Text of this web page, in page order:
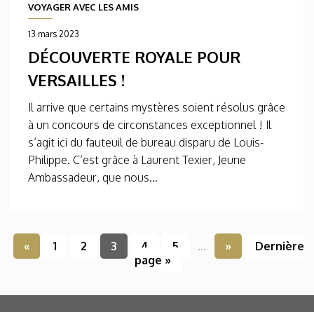
VOYAGER AVEC LES AMIS
13 mars 2023
DÉCOUVERTE ROYALE POUR
VERSAILLES !
Il arrive que certains mystères soient résolus grâce
à un concours de circonstances exceptionnel ! Il
s’agit ici du fauteuil de bureau disparu de Louis-
Philippe. C’est grâce à Laurent Texier, Jeune
Ambassadeur, que nous...
« 1 2 3 4 5 ... »
Dernière
page »